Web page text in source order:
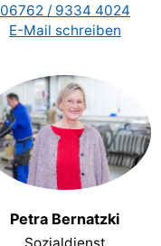
06762 / 9334 4024
E-Mail schreiben
Petra Bernatzki